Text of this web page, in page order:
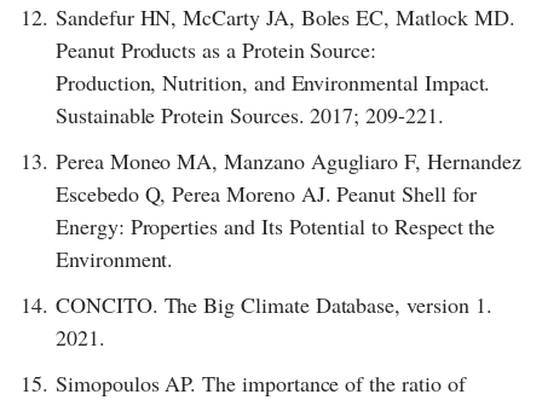
12. Sandefur HN, McCarty JA, Boles EC, Matlock MD.
Peanut Products as a Protein Source:
Production, Nutrition, and Environmental Impact.
Sustainable Protein Sources. 2017; 209-221.
13. Perea Moneo MA, Manzano Agugliaro F, Hernandez
Escebedo Q, Perea Moreno AJ. Peanut Shell for
Energy: Properties and Its Potential to Respect the
Environment.
14. CONCITO. The Big Climate Database, version 1.
2021.
15. Simopoulos AP. The importance of the ratio of